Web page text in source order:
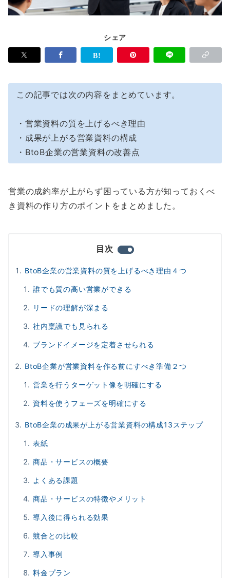
シェア
この記事では次の内容をまとめています。
・営業資料の質を上げるべき理由
・成果が上がる営業資料の構成
・BtoB企業の営業資料の改善点
営業の成約率が上がらず困っている方が知っておくべ
き資料の作り方のポイントをまとめました。
目次
BtoB企業の営業資料の質を上げるべき理由４つ
誰でも質の高い営業ができる
リードの理解が深まる
社内稟議でも見られる
ブランドイメージを定着させられる
BtoB企業が営業資料を作る前にすべき準備２つ
営業を行うターゲット像を明確にする
資料を使うフェーズを明確にする
BtoB企業の成果が上がる営業資料の構成13ステップ
表紙
商品・サービスの概要
よくある課題
商品・サービスの特徴やメリット
導入後に得られる効果
競合との比較
導入事例
料金プラン